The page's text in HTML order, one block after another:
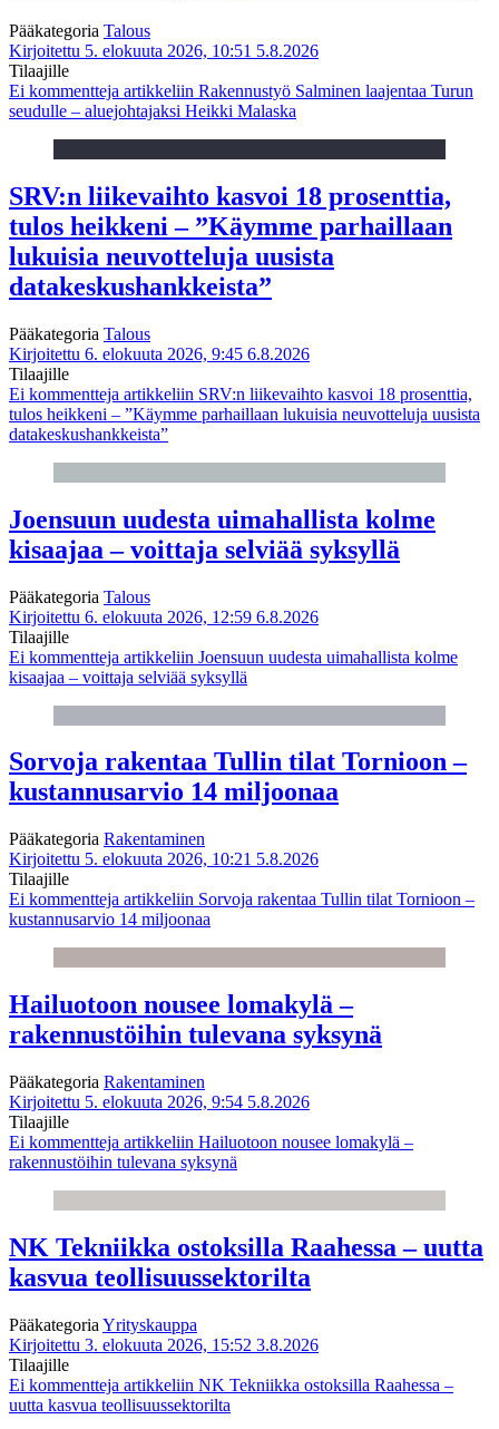
Pääkategoria Talous
Kirjoitettu 5. elokuuta 2026, 10:51 5.8.2026
Tilaajille
Ei kommentteja artikkeliin Rakennustyö Salminen laajentaa Turun
seudulle – aluejohtajaksi Heikki Malaska
SRV:n liikevaihto kasvoi 18 prosenttia,
tulos heikkeni – ”Käymme parhaillaan
lukuisia neuvotteluja uusista
datakeskushankkeista”
Pääkategoria Talous
Kirjoitettu 6. elokuuta 2026, 9:45 6.8.2026
Tilaajille
Ei kommentteja artikkeliin SRV:n liikevaihto kasvoi 18 prosenttia,
tulos heikkeni – ”Käymme parhaillaan lukuisia neuvotteluja uusista
datakeskushankkeista”
Joensuun uudesta uimahallista kolme
kisaajaa – voittaja selviää syksyllä
Pääkategoria Talous
Kirjoitettu 6. elokuuta 2026, 12:59 6.8.2026
Tilaajille
Ei kommentteja artikkeliin Joensuun uudesta uimahallista kolme
kisaajaa – voittaja selviää syksyllä
Sorvoja rakentaa Tullin tilat Tornioon –
kustannusarvio 14 miljoonaa
Pääkategoria Rakentaminen
Kirjoitettu 5. elokuuta 2026, 10:21 5.8.2026
Tilaajille
Ei kommentteja artikkeliin Sorvoja rakentaa Tullin tilat Tornioon –
kustannusarvio 14 miljoonaa
Hailuotoon nousee lomakylä –
rakennustöihin tulevana syksynä
Pääkategoria Rakentaminen
Kirjoitettu 5. elokuuta 2026, 9:54 5.8.2026
Tilaajille
Ei kommentteja artikkeliin Hailuotoon nousee lomakylä –
rakennustöihin tulevana syksynä
NK Tekniikka ostoksilla Raahessa – uutta
kasvua teollisuussektorilta
Pääkategoria Yrityskauppa
Kirjoitettu 3. elokuuta 2026, 15:52 3.8.2026
Tilaajille
Ei kommentteja artikkeliin NK Tekniikka ostoksilla Raahessa –
uutta kasvua teollisuussektorilta